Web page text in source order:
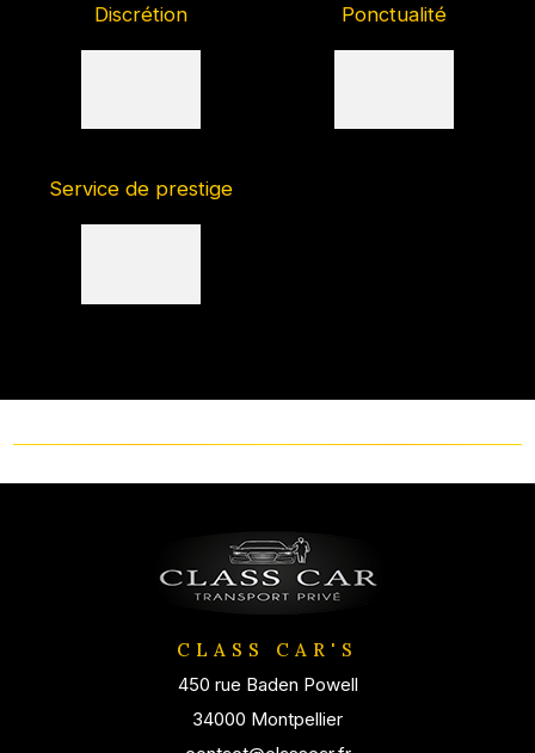
Discrétion Ponctualité
Service de prestige
CLASS CAR'S
450 rue Baden Powell
34000 Montpellier